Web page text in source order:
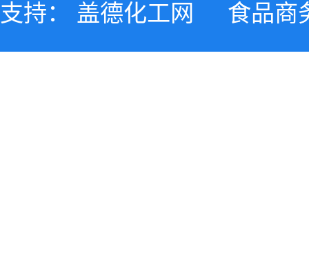
支持： 盖德化工网 食品商